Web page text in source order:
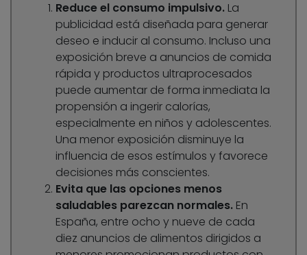
Reduce el consumo impulsivo. La
publicidad está diseñada para generar
deseo e inducir al consumo. Incluso una
exposición breve a anuncios de comida
rápida y productos ultraprocesados
puede aumentar de forma inmediata la
propensión a ingerir calorías,
especialmente en niños y adolescentes.
Una menor exposición disminuye la
influencia de esos estímulos y favorece
decisiones más conscientes.
Evita que las opciones menos
saludables parezcan normales. En
España, entre ocho y nueve de cada
diez anuncios de alimentos dirigidos a